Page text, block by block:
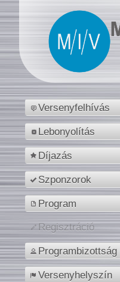
Versenyfelhívás
Lebonyolítás
Díjazás
Szponzorok
Program
Regisztráció
Programbizottság
Versenyhelyszín